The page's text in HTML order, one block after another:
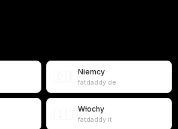
Niemcy
fatdaddy.de
Włochy
fatdaddy.it